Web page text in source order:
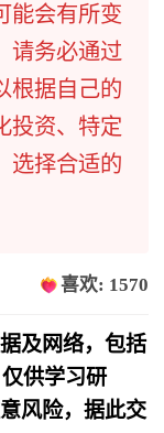
能会有所变
请务必通过
根据自己的
投资、特定
选择合适的
喜欢: 1570
及网络，包括
供学习研
风险，据此交